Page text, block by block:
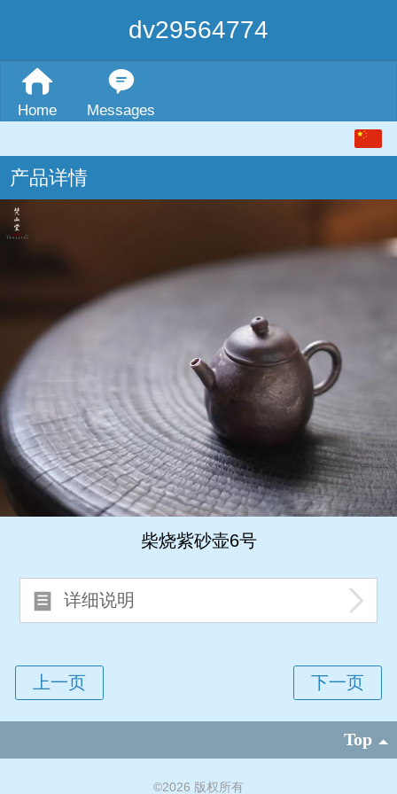
dv29564774
Home Messages
产品详情
柴烧紫砂壶6号
详细说明
Top
©2026 版权所有